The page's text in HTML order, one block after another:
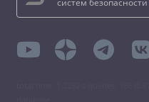
систем безопасности